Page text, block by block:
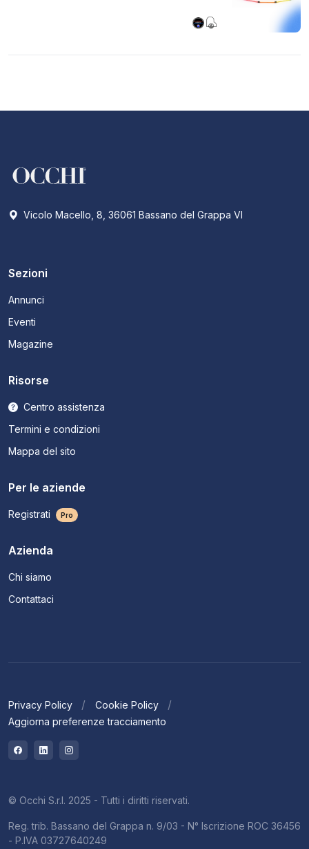
Vicolo Macello, 8, 36061 Bassano del Grappa VI
Sezioni
Annunci
Eventi
Magazine
Risorse
Centro assistenza
Termini e condizioni
Mappa del sito
Per le aziende
Registrati Pro
Azienda
Chi siamo
Contattaci
Privacy Policy
Cookie Policy
Aggiorna preferenze tracciamento
© Occhi S.r.l. 2025 - Tutti i diritti riservati.
Reg. trib. Bassano del Grappa n. 9/03 - N° Iscrizione ROC 36456
- P.IVA 03727640249